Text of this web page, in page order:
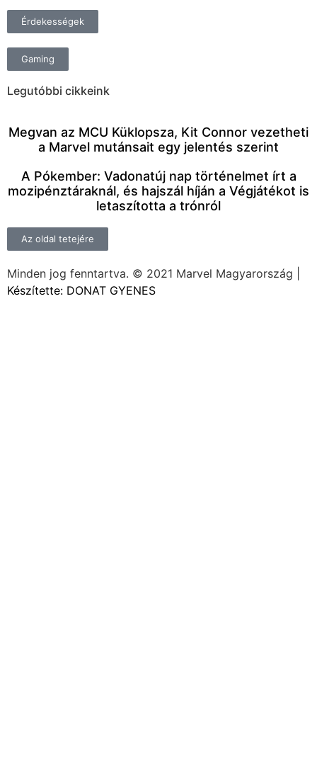
Érdekességek
Gaming
Legutóbbi cikkeink
Megvan az MCU Küklopsza, Kit Connor vezetheti
a Marvel mutánsait egy jelentés szerint
A Pókember: Vadonatúj nap történelmet írt a
mozipénztáraknál, és hajszál híján a Végjátékot is
letaszította a trónról
Minden jog fenntartva. © 2021 Marvel Magyarország |
Készítette: DONAT GYENES
Az oldal tetejére